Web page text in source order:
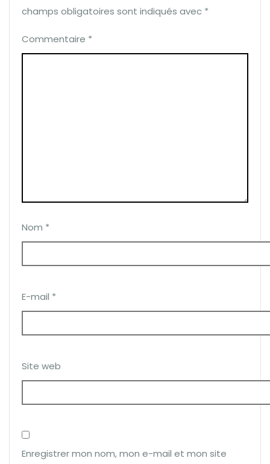
champs obligatoires sont indiqués avec *
Commentaire *
Nom *
E-mail *
Site web
Enregistrer mon nom, mon e-mail et mon site